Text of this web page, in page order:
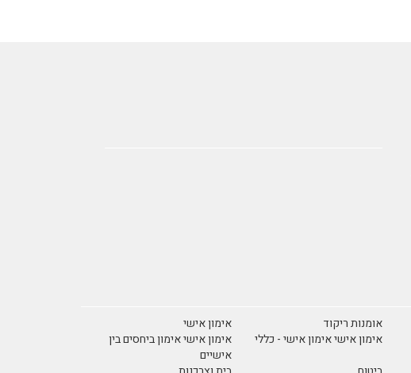
אומנות ריקוד
אימון אישי
אימון אישי אימון אישי - כללי
אימון אישי אימון ביחסים בין
אישיים